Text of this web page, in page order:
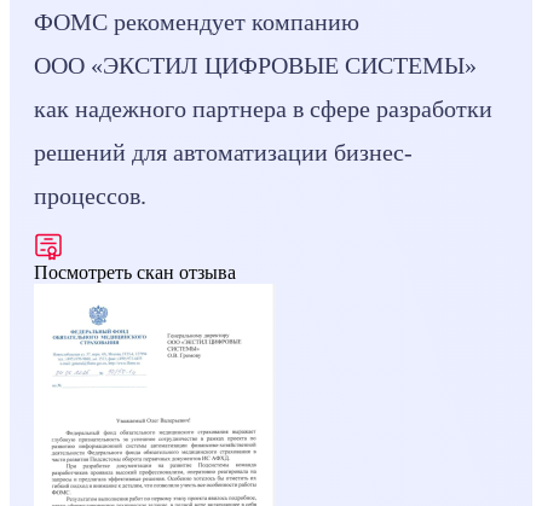
ФОМС рекомендует компанию
ООО «ЭКСТИЛ ЦИФРОВЫЕ СИСТЕМЫ»
как надежного партнера в сфере разработки
решений для автоматизации бизнес-
процессов.
Посмотреть скан отзыва